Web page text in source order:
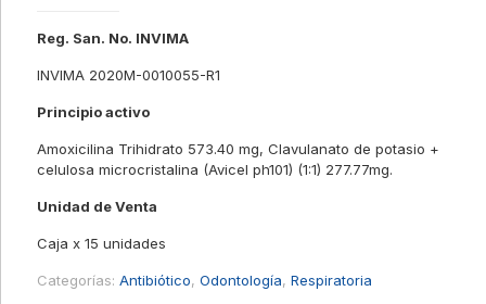
Reg. San. No. INVIMA
INVIMA 2020M-0010055-R1
Principio activo
Amoxicilina Trihidrato 573.40 mg, Clavulanato de potasio +
celulosa microcristalina (Avicel ph101) (1:1) 277.77mg.
Unidad de Venta
Caja x 15 unidades
Categorías: Antibiótico, Odontología, Respiratoria